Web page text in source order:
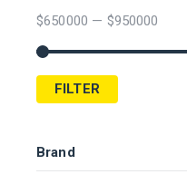
$650000 — $950000
FILTER
Brand